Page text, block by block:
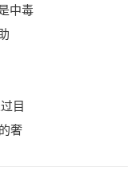
中毒
目
奢